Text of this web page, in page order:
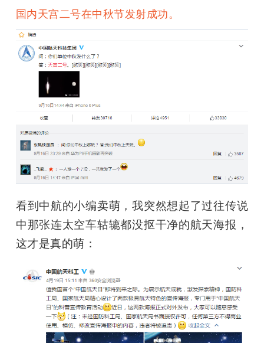
国内天宫二号在中秋节发射成功。
看到中航的小编卖萌，我突然想起了过往传说
中那张连太空车轱辘都没抠干净的航天海报，
这才是真的萌：